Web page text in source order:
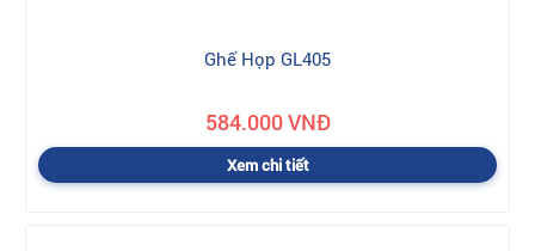
Ghế Họp GL405
584.000 VNĐ
Xem chi tiết